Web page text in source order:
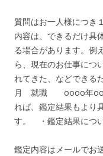
質問はお一人様につき
内容は、できるだけ具
る場合があります。例
ら、現在のお仕事につ
れてきた、などできる
月 就職 oooo年oo
れば、鑑定結果もより
す。 ・鑑定結果につい
鑑定内容はメールでお